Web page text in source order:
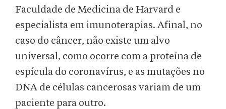
Faculdade de Medicina de Harvard e
especialista em imunoterapias. Afinal, no
caso do câncer, não existe um alvo
universal, como ocorre com a proteína de
espícula do coronavírus, e as mutações no
DNA de células cancerosas variam de um
paciente para outro.